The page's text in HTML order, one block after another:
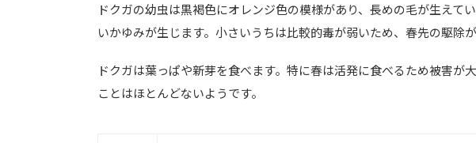
ドクガの幼虫は黒褐色にオレンジ色の模様があり、長めの毛が生えて
いかゆみが生じます。小さいうちは比較的毒が弱いため、春先の駆除が
ドクガは葉っぱや新芽を食べます。特に春は活発に食べるため被害が
ことはほとんどないようです。